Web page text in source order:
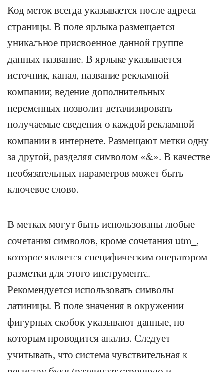
Код меток всегда указывается после адреса
страницы. В поле ярлыка размещается
уникальное присвоенное данной группе
данных название. В ярлыке указывается
источник, канал, название рекламной
компании; ведение дополнительных
переменных позволит детализировать
получаемые сведения о каждой рекламной
компании в интернете. Размещают метки одну
за другой, разделяя символом «&». В качестве
необязательных параметров может быть
ключевое слово.
В метках могут быть использованы любые
сочетания символов, кроме сочетания utm_,
которое является специфическим оператором
разметки для этого инструмента.
Рекомендуется использовать символы
латиницы. В поле значения в окружении
фигурных скобок указывают данные, по
которым проводится анализ. Следует
учитывать, что система чувствительная к